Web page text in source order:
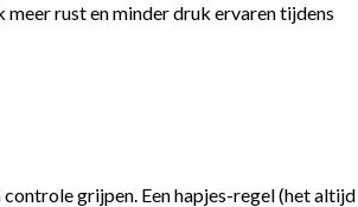
rust en minder druk ervaren tijdens
grijpen. Een hapjes-regel (het altijd